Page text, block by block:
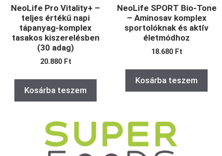
NeoLife Pro Vitality+ –
teljes értékű napi
tápanyag-komplex
tasakos kiszerelésben
(30 adag)
20.880 Ft
Kosárba teszem
NeoLife SPORT Bio-Tone
– Aminosav komplex
sportolóknak és aktív
életmódhoz
18.680 Ft
Kosárba teszem